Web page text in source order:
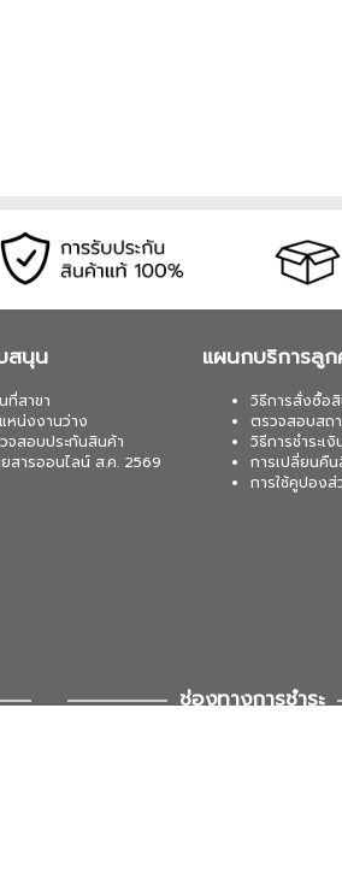
สนุน
ที่สาขา
หน่งงานว่าง
จสอบประกันสินค้า
สารออนไลน์ ส.ค. 2569
แผนกบริการลูก
วิธีการสั่งซื้อ
ตรวจสอบสถ
วิธีการชำระเงิ
การเปลี่ยนคื
การใช้คูปอง
ช่องทางการชำระ